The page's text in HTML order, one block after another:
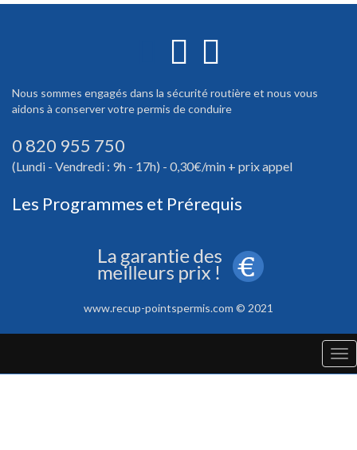
Nous sommes engagés dans la sécurité routière et nous vous
aidons à conserver votre permis de conduire
0 820 955 750
(Lundi - Vendredi : 9h - 17h) - 0,30€/min + prix appel
Les Programmes et Prérequis
www.recup-pointspermis.com © 2021